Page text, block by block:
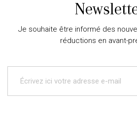
Je souhaite être informé des
réductions en avant-